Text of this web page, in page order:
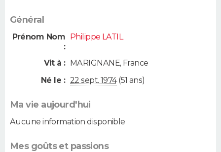
Général
Prénom Nom
:
Philippe LATIL
Vit à : MARIGNANE, France
Né le : 22 sept. 1974(51 ans)
Ma vie aujourd'hui
Aucune information disponible
Mes goûts et passions